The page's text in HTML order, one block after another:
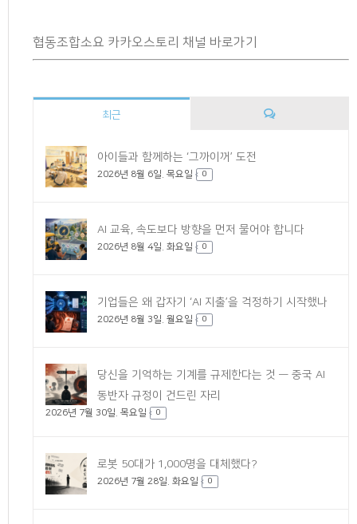
협동조합소요 카카오스토리 채널 바로가기
최근
아이들과 함께하는 ‘그까이꺼’ 도전
2026년 8월 6일. 목요일 0
AI 교육, 속도보다 방향을 먼저 물어야 합니다
2026년 8월 4일. 화요일 0
기업들은 왜 갑자기 ‘AI 지출’을 걱정하기 시작했나
2026년 8월 3일. 월요일 0
당신을 기억하는 기계를 규제한다는 것 — 중국 AI
동반자 규정이 건드린 자리
2026년 7월 30일. 목요일 0
로봇 50대가 1,000명을 대체했다?
2026년 7월 28일. 화요일 0